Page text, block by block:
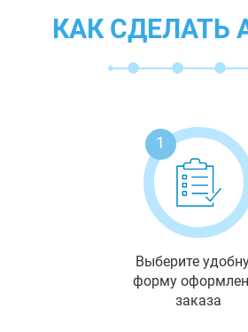
КАК СДЕЛАТЬ
1
Выберите
форму
заказа